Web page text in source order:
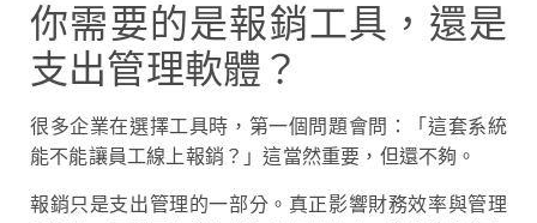
你需要的是報銷工具，還是
支出管理軟體？
很多企業在選擇工具時，第一個問題會問：「這套系統
能不能讓員工線上報銷？」這當然重要，但還不夠。
報銷只是支出管理的一部分。真正影響財務效率與管理